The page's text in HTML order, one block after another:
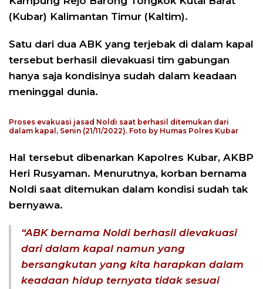
(Kubar) Kalimantan Timur (Kaltim).
Satu dari dua ABK yang terjebak di dalam kapal
tersebut berhasil dievakuasi tim gabungan
hanya saja kondisinya sudah dalam keadaan
meninggal dunia.
Proses evakuasi jasad Noldi saat berhasil ditemukan dari
dalam kapal, Senin (21/11/2022). Foto by Humas Polres Kubar
Hal tersebut dibenarkan Kapolres Kubar, AKBP
Heri Rusyaman. Menurutnya, korban bernama
Noldi saat ditemukan dalam kondisi sudah tak
bernyawa.
“ABK bernama Noldi berhasil dievakuasi
dari dalam kapal namun yang
bersangkutan yang kita harapkan dalam
keadaan hidup ternyata tidak sesuai